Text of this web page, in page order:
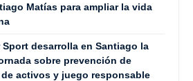
Matías para ampliar la vida
Sport desarrolla en Santiago la
sobre prevención de
activos y juego responsable